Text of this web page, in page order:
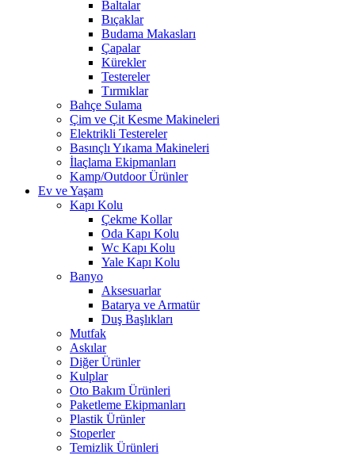
Baltalar
Bıçaklar
Budama Makasları
Çapalar
Kürekler
Testereler
Tırmıklar
Bahçe Sulama
Çim ve Çit Kesme Makineleri
Elektrikli Testereler
Basınçlı Yıkama Makineleri
İlaçlama Ekipmanları
Kamp/Outdoor Ürünler
Ev ve Yaşam
Kapı Kolu
Çekme Kollar
Oda Kapı Kolu
Wc Kapı Kolu
Yale Kapı Kolu
Banyo
Aksesuarlar
Batarya ve Armatür
Duş Başlıkları
Mutfak
Askılar
Diğer Ürünler
Kulplar
Oto Bakım Ürünleri
Paketleme Ekipmanları
Plastik Ürünler
Stoperler
Temizlik Ürünleri